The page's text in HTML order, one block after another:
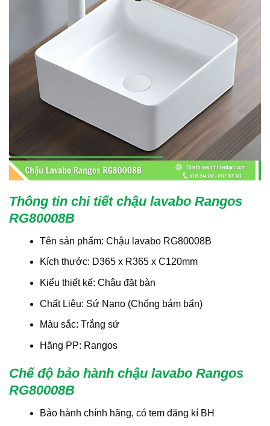
Thông tin chi tiết chậu lavabo Rangos
RG80008B
Tên sản phẩm: Chậu lavabo RG80008B
Kích thước: D365 x R365 x C120mm
Kiểu thiết kế: Chậu đặt bàn
Chất Liệu: Sứ Nano (Chống bám bẩn)
Màu sắc: Trắng sứ
Hãng PP: Rangos
Chế độ bảo hành chậu lavabo Rangos
RG80008B
Bảo hành chính hãng, có tem đăng kí BH